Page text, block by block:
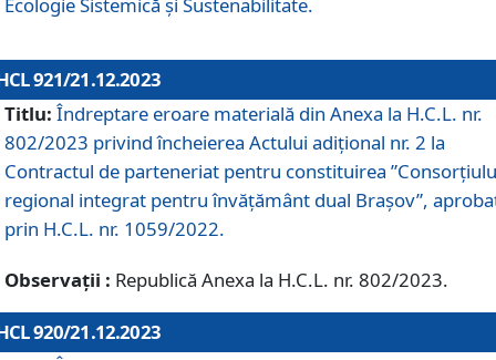
Ecologie Sistemică și Sustenabilitate.
921/21.12.2023
Titlu: Îndreptare eroare materială din Anexa la H.C.L. nr.
802/2023 privind încheierea Actului adițional nr. 2 la
Contractul de parteneriat pentru constituirea
regional integrat pentru învățământ dual Brașov”,
prin H.C.L. nr. 1059/2022.
Observații : Republică Anexa la H.C.L. nr. 802/2023.
920/21.12.2023